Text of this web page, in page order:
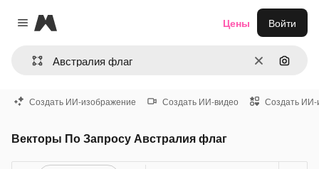
Close menu
Magnific
ОчиститьПоиск
Цены Войти
Создать ИИ-изображение Создать ИИ-видео Создать ИИ-
Векторы По Запросу Австралия флаг